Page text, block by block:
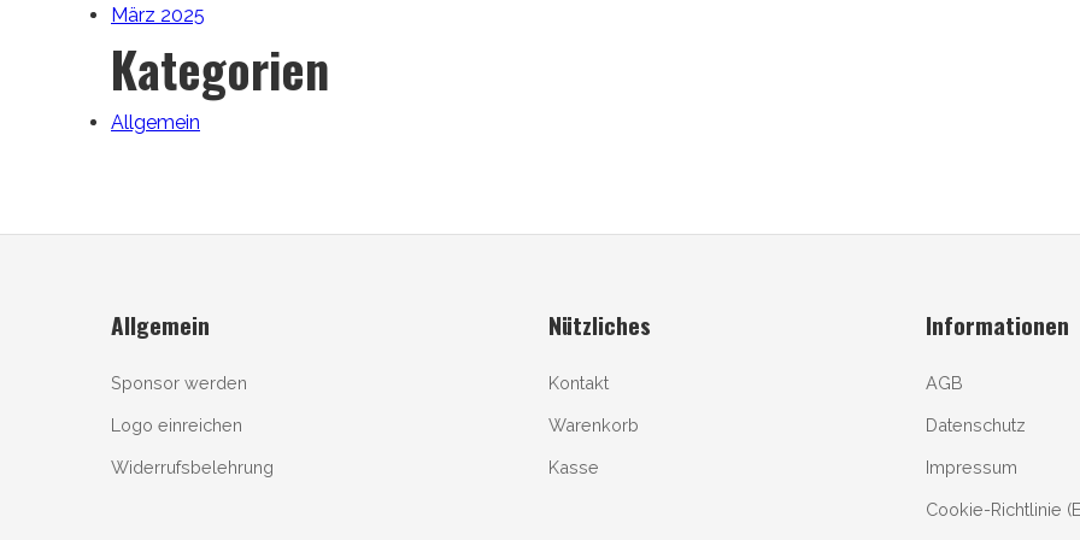
März 2025
Kategorien
Allgemein
Allgemein
Sponsor werden
Logo einreichen
Widerrufsbelehrung
Nützliches
Kontakt
Warenkorb
Kasse
Informationen
AGB
Datenschutz
Impressum
Cookie-Richtlinie